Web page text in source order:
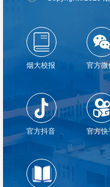
烟大校报 官方微
官方抖音 官方快